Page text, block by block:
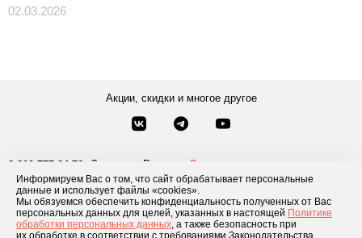
Информируем Вас о том, что сайт обрабатывает персональные
данные и использует файлы «cookies».
Мы обязуемся обеспечить конфиденциальность полученных от Вас
персональных данных для целей, указанных в настоящей Политике
обработки персональных данных, а также безопасность при
их обработке в соответствии с требованиями Законодательства
02.03.2026
Акции, скидки и многое другое
8-800-777-84-76 Звонки по России
Заказать звонок
8 495 181-69-06
Москва
Каталог товаров О компании Доставка и оплата Блог